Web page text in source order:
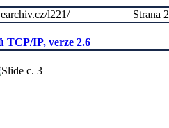
Strana 2
l221/
TCP/IP, verze 2.6